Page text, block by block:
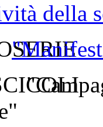
della